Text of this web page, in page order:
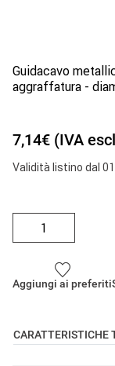
Guidacavo
aggraffatura -
7,14€ (IVA
Validità listino dal
Aggiungi ai preferiti
CARATTERISTICHE